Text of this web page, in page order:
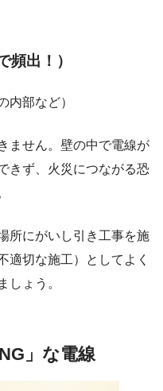
頻出！）
内部など）
ません。壁の中で電線が
きず、火災につながる恐
所にがいし引き工事を施
適切な施工）としてよく
しょう。
」な電線